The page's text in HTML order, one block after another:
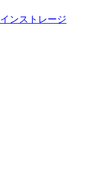
ンストレージ